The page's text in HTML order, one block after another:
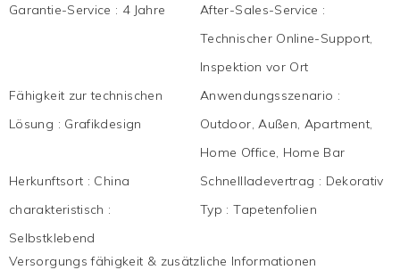
Garantie-Service : 4 Jahre After-Sales-Service :
Technischer Online-Support,
Inspektion vor Ort
Fähigkeit zur technischen
Lösung : Grafikdesign
Anwendungsszenario :
Outdoor, Außen, Apartment,
Home Office, Home Bar
Herkunftsort : China Schnellladevertrag : Dekorativ
charakteristisch :
Selbstklebend
Typ :Tapetenfolien
Versorgungs fähigkeit & zusätzliche Informationen